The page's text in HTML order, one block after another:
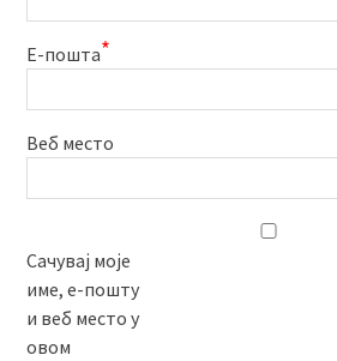
Е-пошта*
Веб место
Сачувај моје
име, е-пошту
и веб место у
овом